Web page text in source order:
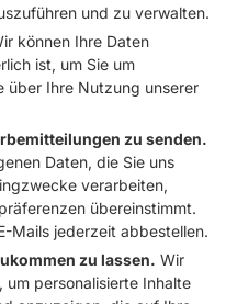
und zu verwalten.
können Ihre Daten
ist, um Sie um
über Ihre Nutzung unserer
zu senden.
Daten, die Sie uns
verarbeiten,
übereinstimmt.
Mails jederzeit abbestellen.
zu lassen. Wir
um personalisierte Inhalte